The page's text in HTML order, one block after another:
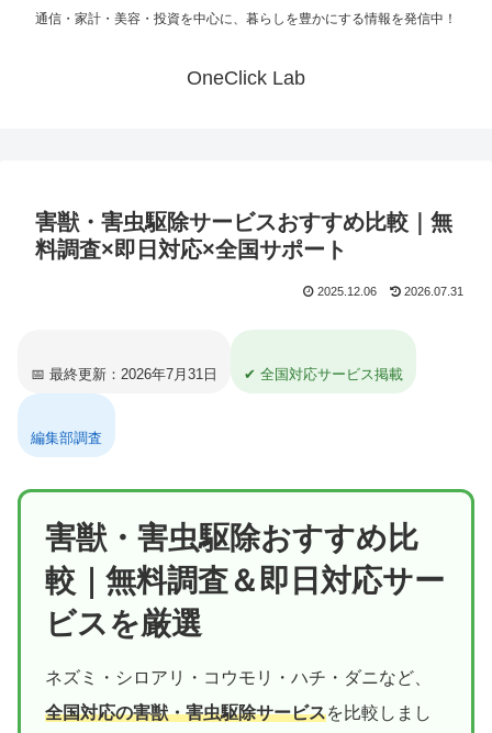
通信・家計・美容・投資を中心に、暮らしを豊かにする情報を発信中！
OneClick Lab
害獣・害虫駆除サービスおすすめ比較｜無
料調査×即日対応×全国サポート
2025.12.06 2026.07.31
📅 最終更新：2026年7月31日 ✔ 全国対応サービス掲載
編集部調査
害獣・害虫駆除おすすめ比
較｜無料調査＆即日対応サー
ビスを厳選
ネズミ・シロアリ・コウモリ・ハチ・ダニなど、
全国対応の害獣・害虫駆除サービスを比較しまし